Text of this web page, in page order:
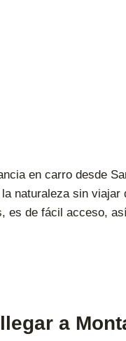
en carro desde
naturaleza sin viajar
es de fácil acceso,
a